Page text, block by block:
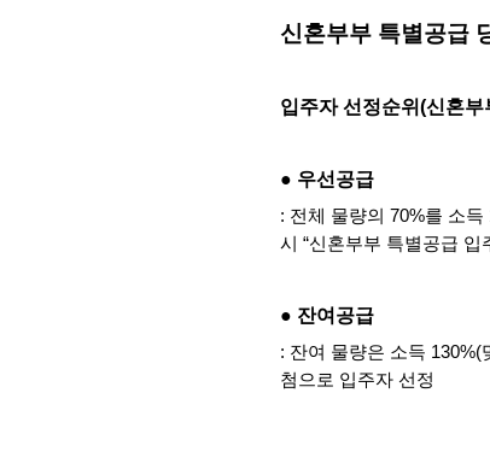
신혼부부 특별공급
입주자 선정순위(신혼부
● 우선공급
: 전체 물량의 70%를 소
시 “신혼부부 특별공급
● 잔여공급
: 잔여 물량은 소득
첨으로 입주자 선정